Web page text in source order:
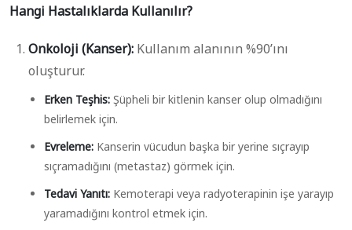
Hangi Hastalıklarda Kullanılır?
Onkoloji (Kanser): Kullanım alanının %90’ını
oluşturur.
Erken Teşhis: Şüpheli bir kitlenin kanser olup olmadığını
belirlemek için.
Evreleme: Kanserin vücudun başka bir yerine sıçrayıp
sıçramadığını (metastaz) görmek için.
Tedavi Yanıtı: Kemoterapi veya radyoterapinin işe yarayıp
yaramadığını kontrol etmek için.